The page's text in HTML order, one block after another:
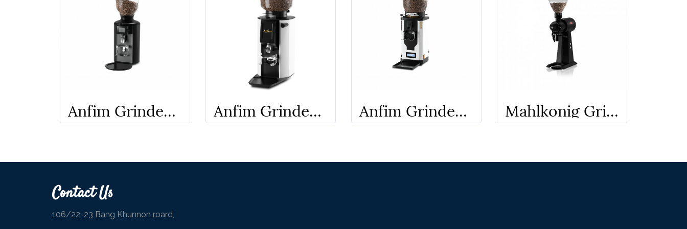
Anfim Grinder​ - Pratica Anfim Grinder​ - LUNA Anfim Grinder​ - SP II+ Mahlkonig Grinder EK 43T
Contact Us
106/22-23 Bang Khunnon roard,